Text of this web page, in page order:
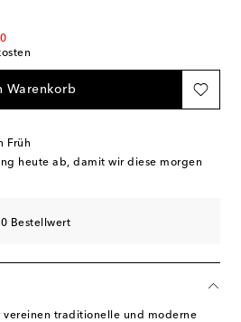
Warenkorb
Früh
heute ab, damit wir diese morgen
Bestellwert
vereinen traditionelle und moderne